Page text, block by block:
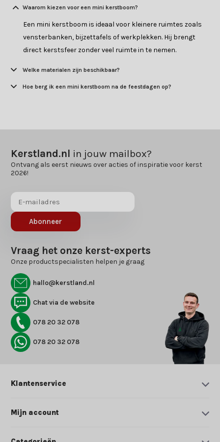
Waarom kiezen voor een mini kerstboom?
Een mini kerstboom is ideaal voor kleinere ruimtes zoals
vensterbanken, bijzettafels of werkplekken. Hij brengt
direct kerstsfeer zonder veel ruimte in te nemen.
Welke materialen zijn beschikbaar?
Hoe berg ik een mini kerstboom na de feestdagen op?
Kerstland.nl in jouw mailbox?
Ontvang als eerst nieuws over acties of inspiratie voor kerst
2026!
Abonneer
Vraag het onze kerst-experts
Onze productspecialisten helpen je graag
hallo@kerstland.nl
Chat via de website
078 20 32 078
078 20 32 078
Klantenservice
Mijn account